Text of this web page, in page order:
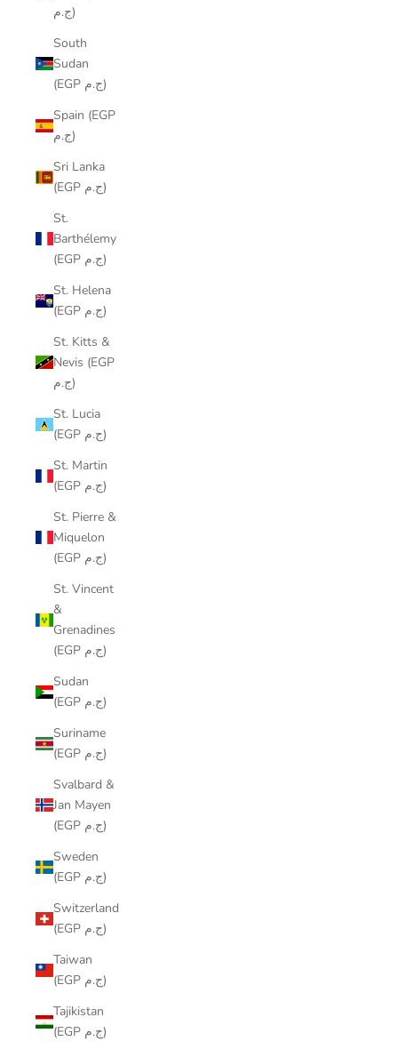
ج.م)
South
Sudan
(EGP ج.م)
Spain (EGP
ج.م)
Sri Lanka
(EGP ج.م)
St.
Barthélemy
(EGP ج.م)
St. Helena
(EGP ج.م)
St. Kitts &
Nevis (EGP
ج.م)
St. Lucia
(EGP ج.م)
St. Martin
(EGP ج.م)
St. Pierre &
Miquelon
(EGP ج.م)
St. Vincent
&
Grenadines
(EGP ج.م)
Sudan
(EGP ج.م)
Suriname
(EGP ج.م)
Svalbard &
Jan Mayen
(EGP ج.م)
Sweden
(EGP ج.م)
Switzerland
(EGP ج.م)
Taiwan
(EGP ج.م)
Tajikistan
(EGP ج.م)